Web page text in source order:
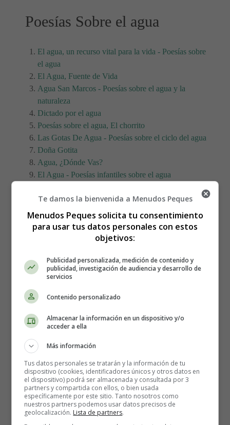
Poesías Sobre el agua
El agua, un recurso vital para la vida - Poesías sobre
el agua
El Agua, Fuente de Vida
Agua San Marcos - Poesías sobre el agua y la
naturaleza
Dictado por el agua
Poesías sobre el agua, El chorrito
Las Gotas De Agua - Poesías sobre el ciclo del agua
Doña Gotita
Agua, ¿Dónde Vas?
El Agua - Poesías infantiles sobre el agua
Adivinanzas sobre el agua ⇒
Acertijos
los problemas mundiales relacionados con el
El agua es un bien precioso que muchos dan por
sentado. El Día Mundial del Agua es una
oportunidad para pensar en aquellas personas y
lugares donde las necesidades de agua siguen siendo
primordiales, y tratar de trabajar juntos para
encontrar una solución.
Te damos la bienvenida a Menudos Peques
Menudos Peques solicita tu consentimiento
para usar tus datos personales con estos
objetivos:
Publicidad personalizada, medición de contenido y
publicidad, investigación de audiencia y desarrollo de
servicios
Contenido personalizado
Almacenar la información en un dispositivo y/o
acceder a ella
Más información
Tus datos personales se tratarán y la información de tu
dispositivo (cookies, identificadores únicos y otros datos en
el dispositivo) podrá ser almacenada y consultada por 3
partners y compartida con ellos, o bien usada
específicamente por este sitio. Tanto nosotros como
nuestros partners podemos usar datos precisos de
geolocalización. Lista de partners.